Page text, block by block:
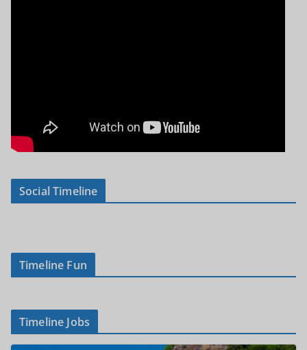
Social Timeline
Timeline Fun
Timeline Jobs